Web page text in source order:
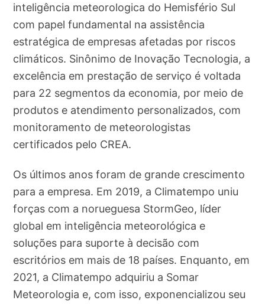
inteligência meteorologica do Hemisfério Sul
com papel fundamental na assistência
estratégica de empresas afetadas por riscos
climáticos. Sinônimo de Inovação Tecnologia, a
excelência em prestação de serviço é voltada
para 22 segmentos da economia, por meio de
produtos e atendimento personalizados, com
monitoramento de meteorologistas
certificados pelo CREA.
Os últimos anos foram de grande crescimento
para a empresa. Em 2019, a Climatempo uniu
forças com a norueguesa StormGeo, líder
global em inteligência meteorológica e
soluções para suporte à decisão com
escritórios em mais de 18 países. Enquanto, em
2021, a Climatempo adquiriu a Somar
Meteorologia e, com isso, exponencializou seu